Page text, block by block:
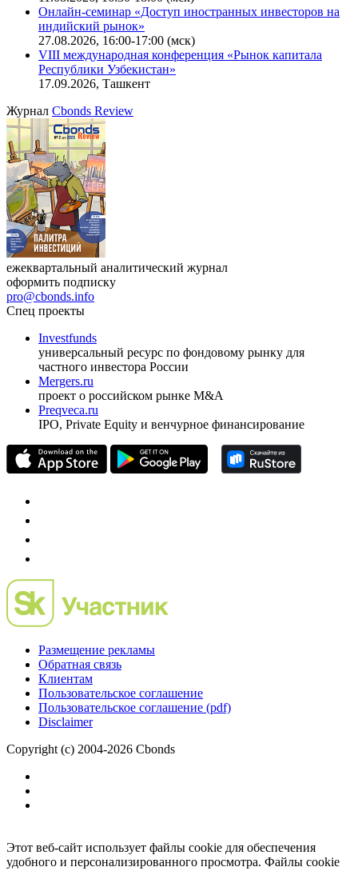
Онлайн-семинар «Новый стандарт инвестиций в
офисную недвижимость»
11.08.2026, 16:30-18:00 (мск)
Онлайн-семинар «Доступ иностранных инвесторов на
индийский рынок»
VIII международная конференция «Рынок капитала
Республики Узбекистан»
17.09.2026, Ташкент
ЖурналCbonds Review
оформить подписку
pro@cbonds.info
Спец проекты
Investfunds
универсальный ресурс по фондовому рынку для
частного инвестора России
проект о российском рынке M&A
Preqveca.ru
Размещение рекламы
Обратная связь
Пользовательское соглашение
Copyright (c) 2004-2026 Cbonds